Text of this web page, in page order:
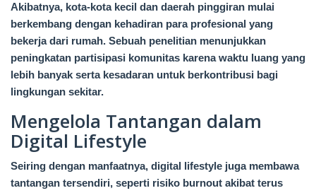
Akibatnya, kota-kota kecil dan daerah pinggiran mulai
berkembang dengan kehadiran para profesional yang
bekerja dari rumah. Sebuah penelitian menunjukkan
peningkatan partisipasi komunitas karena waktu luang yang
lebih banyak serta kesadaran untuk berkontribusi bagi
lingkungan sekitar.
Mengelola Tantangan dalam
Digital Lifestyle
Seiring dengan manfaatnya, digital lifestyle juga membawa
tantangan tersendiri, seperti risiko burnout akibat terus